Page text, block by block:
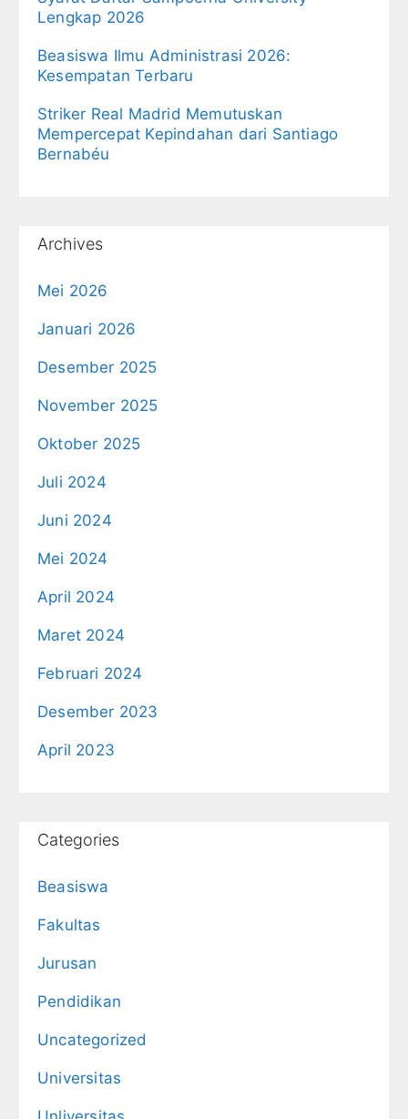
Lengkap 2026
Beasiswa Ilmu Administrasi 2026:
Kesempatan Terbaru
Striker Real Madrid Memutuskan
Mempercepat Kepindahan dari Santiago
Bernabéu
Archives
Mei 2026
Januari 2026
Desember 2025
November 2025
Oktober 2025
Juli 2024
Juni 2024
Mei 2024
April 2024
Maret 2024
Februari 2024
Desember 2023
April 2023
Categories
Beasiswa
Fakultas
Jurusan
Pendidikan
Uncategorized
Universitas